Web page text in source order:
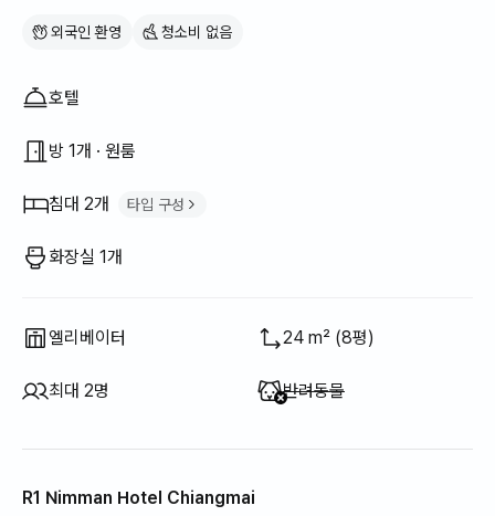
외국인 환영 청소비 없음
집 구조
호텔
방 1개 · 원룸
침대 2개 타입 구성
화장실 1개
엘리베이터 24 m² (8평)
최대 2명 이용 불가
반려동물
R1 Nimman Hotel Chiangmai